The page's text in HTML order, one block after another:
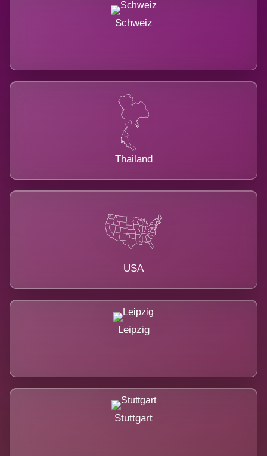
Schweiz
Thailand
USA
Leipzig
Stuttgart